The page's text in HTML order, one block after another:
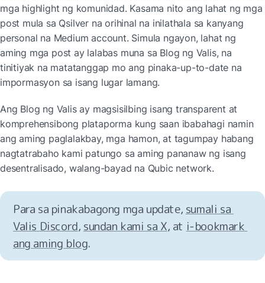
mga highlight ng komunidad. Kasama nito ang lahat ng mga
post mula sa Qsilver na orihinal na inilathala sa kanyang
personal na Medium account. Simula ngayon, lahat ng
aming mga post ay lalabas muna sa Blog ng Valis, na
tinitiyak na matatanggap mo ang pinaka-up-to-date na
impormasyon sa isang lugar lamang.
Ang Blog ng Valis ay magsisilbing isang transparent at
komprehensibong plataporma kung saan ibabahagi namin
ang aming paglalakbay, mga hamon, at tagumpay habang
nagtatrabaho kami patungo sa aming pananaw ng isang
desentralisado, walang-bayad na Qubic network.
Para sa pinakabagong mga update, sumali sa
Valis Discord, sundan kami sa X, at i‑bookmark
ang aming blog.